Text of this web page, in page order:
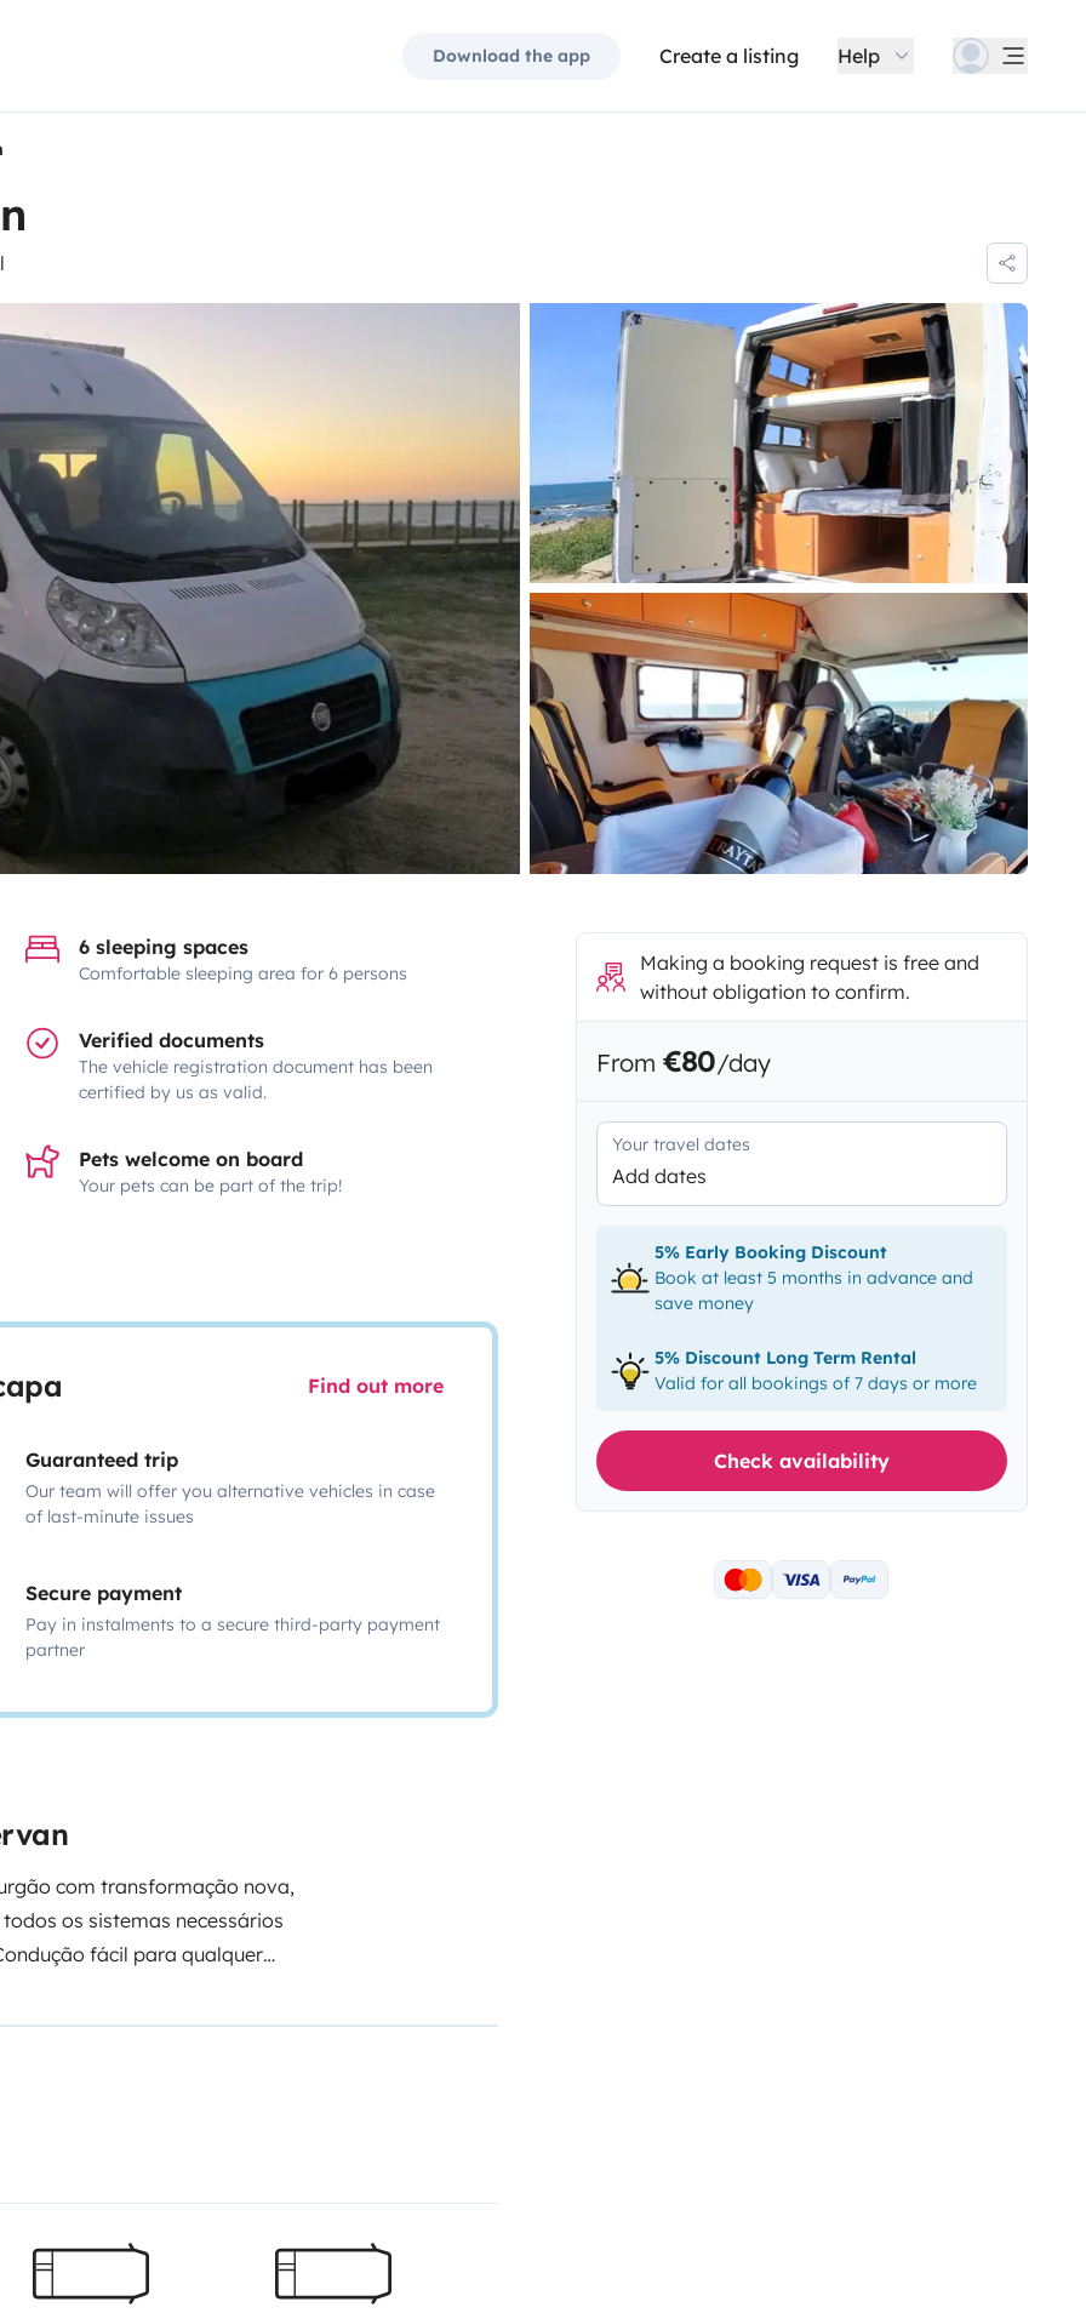
Download the app Create a listing Help
6 sleeping spaces
Comfortable sleeping area for 6 persons
Verified documents
The vehicle registration document has been
certified by us as valid.
Pets welcome on board
Your pets can be part of the trip!
Find out more
Guaranteed trip
Our team will offer you alternative vehicles in case
of last-minute issues
Secure payment
Pay in instalments to a secure third-party payment
partner
com transformação nova,
os sistemas necessários
fácil para qualquer
forma podem usar alguns
líquido sanitário, papel
Cock.Possibilidade de
de surf e de paddle e
Making a booking request is free and
without obligation to confirm.
From €80/day
Your travel dates
Add dates
5% Early Booking Discount
Book at least 5 months in advance and
save money
5% Discount Long Term Rental
Valid for all bookings of 7 days or more
Check availability